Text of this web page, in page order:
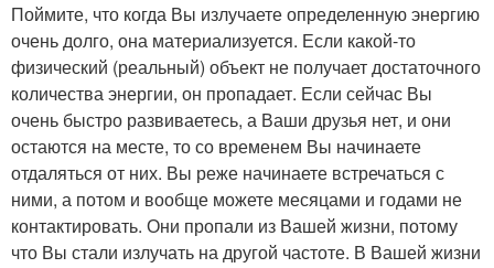
Поймите, что когда Вы излучаете определенную энергию
очень долго, она материализуется. Если какой-то
физический (реальный) объект не получает достаточного
количества энергии, он пропадает. Если сейчас Вы
очень быстро развиваетесь, а Ваши друзья нет, и они
остаются на месте, то со временем Вы начинаете
отдаляться от них. Вы реже начинаете встречаться с
ними, а потом и вообще можете месяцами и годами не
контактировать. Они пропали из Вашей жизни, потому
что Вы стали излучать на другой частоте. В Вашей жизни